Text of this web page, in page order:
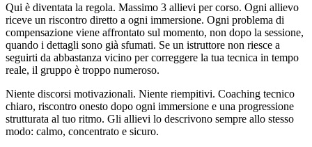
Qui è diventata la regola. Massimo 3 allievi per corso. Ogni allievo
riceve un riscontro diretto a ogni immersione. Ogni problema di
compensazione viene affrontato sul momento, non dopo la sessione,
quando i dettagli sono già sfumati. Se un istruttore non riesce a
seguirti da abbastanza vicino per correggere la tua tecnica in tempo
reale, il gruppo è troppo numeroso.
Niente discorsi motivazionali. Niente riempitivi. Coaching tecnico
chiaro, riscontro onesto dopo ogni immersione e una progressione
strutturata al tuo ritmo. Gli allievi lo descrivono sempre allo stesso
modo: calmo, concentrato e sicuro.